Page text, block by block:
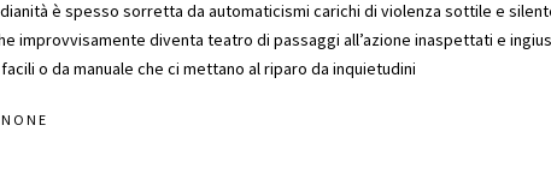
è spesso sorretta da automaticismi carichi di violenza sottile e
improvvisamente diventa teatro di passaggi all’azione inaspettati e
o da manuale che ci mettano al riparo da inquietudini
NONE